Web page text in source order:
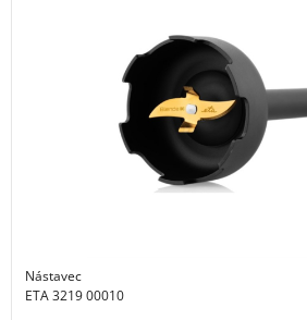
Nástavec
ETA 3219 00010